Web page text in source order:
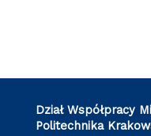
Dział Współpracy
Politechnika